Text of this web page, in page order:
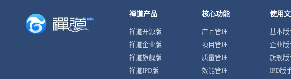
禅道产品
禅道开源版
禅道企业版
禅道旗舰版
禅道IPD版
核心功能
产品管理
项目管理
质量管理
效能管理
使用
基本版
企业版
旗舰版
IPD版